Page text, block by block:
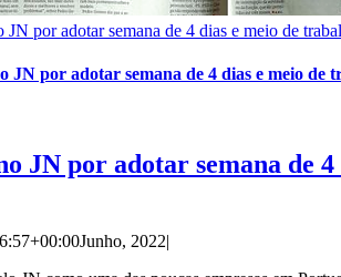
JN por adotar semana de 4 dias e meio de
JN por adotar semana de 4 dias e meio de
JN por adotar semana de 4
Junho, 2022|